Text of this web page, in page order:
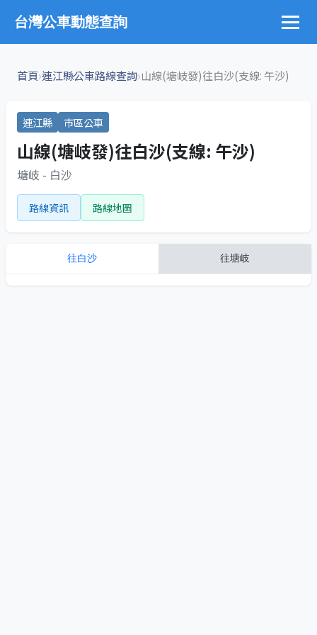
台灣公車動態查詢
首頁›連江縣公車路線查詢›山線(塘岐發)往白沙(支線: 午沙)
連江縣 市區公車
山線(塘岐發)往白沙(支線: 午沙)
塘岐 - 白沙
路線資訊 路線地圖
往白沙 往塘岐